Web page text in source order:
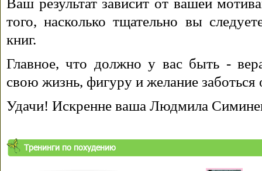
Ваш результат зависит от вашей
того, насколько тщательно вы
книг.
Главное, что должно у вас быть -
свою жизнь, фигуру и желание заботься
Удачи! Искренне ваша Людмила
Тренинги по похудению